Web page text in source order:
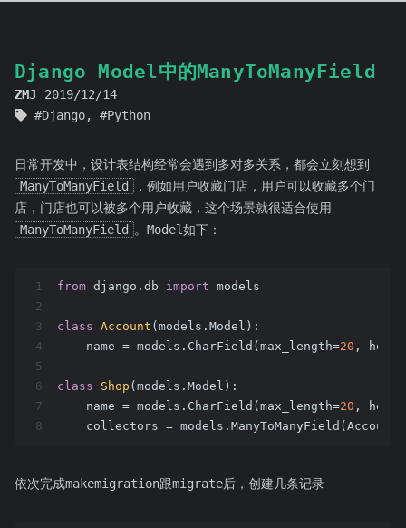
Django Model中的ManyToManyField
ZMJ
2019/12/14
Django, Python
日常开发中，设计表结构经常会遇到多对多关系，都会立刻想到
ManyToManyField
，例如用户收藏门店，用户可以收藏多个门
店，门店也可以被多个用户收藏，这个场景就很适合使用
ManyToManyField
。Model如下：
1
2
3
4
5
6
7
8
from django.db import models
class Account (models.Model) :
    name = models.CharField(max_length=
20 ,
class Shop (models.Model) :
    name = models.CharField(max_length=
20 ,
collectors =
依次完成makemigration跟migrate后，创建几条记录